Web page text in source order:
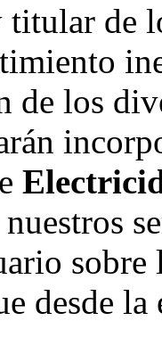
de
de los
desde la